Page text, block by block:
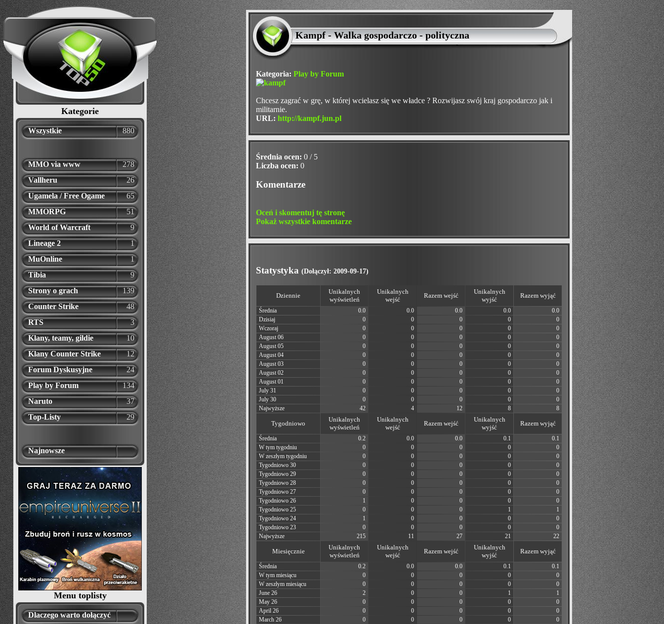
Kategorie
Wszystkie 880
MMO via www
278
Vallheru
26
Ugamela / Free Ogame
65
MMORPG
51
World of Warcraft
9
Lineage 2
1
MuOnline
1
Tibia
9
Strony o grach
139
Counter Strike
48
RTS
3
Klany, teamy, gildie
10
Klany Counter Strike
12
Forum Dyskusyjne
24
Play by Forum
134
Naruto
37
Top-Listy
29
Najnowsze
Menu toplisty
Dlaczego warto dołączyć
Kampf - Walka gospodarczo - polityczna
Kategoria: Play by Forum
Chcesz zagrać w grę, w której wcielasz się we władce ? Rozwijasz swój kraj gospodarczo jak i
militarnie.
URL: http://kampf.jun.pl
Średnia ocen: 0 / 5
Liczba ocen: 0
Komentarze
Oceń i skomentuj tę stronę
Pokaż wszystkie komentarze
Statystyka (Dołączył: 2009-09-17)
Dziennie
Unikalnych
wyświetleń
Unikalnych
wejść
Razem wejść
Unikalnych
wyjść
Razem wyjąć
Średnia 0.0 0.0 0.0 0.0
0.0
Dzisiaj
0 0 0 0
0
Wczoraj
0 0 0 0
0
August 06
0 0 0 0
0
August 05
0 0 0 0
0
August 04
0 0 0 0
0
August 03
0 0 0 0
0
August 02
0 0 0 0
0
August 01
0 0 0 0
0
July 31
0 0 0 0
0
July 30
0 0 0 0
0
Najwyższe
42 4 12 8 8
Tygodniowo
Unikalnych
wyświetleń
Unikalnych
wejść
Razem wejść
Unikalnych
wyjść
Razem wyjąć
Średnia 0.2 0.0 0.0 0.1
0.1
W tym tygodniu
0 0 0 0
0
W zeszłym tygodniu
0 0 0 0
0
Tygodniowo 30
0 0 0 0
0
Tygodniowo 29
0 0 0 0
0
Tygodniowo 28
0 0 0 0
0
Tygodniowo 27
0 0 0 0
0
Tygodniowo 26
1 0 0 0
0
Tygodniowo 25
0 0 0 1
1
Tygodniowo 24
1 0 0 0
0
Tygodniowo 23
0 0 0 0
0
Najwyższe
215 11 27 21 22
Miesięcznie
Unikalnych
wyświetleń
Unikalnych
wejść
Razem wejść
Unikalnych
wyjść
Razem wyjąć
Średnia 0.2 0.0 0.0 0.1
0.1
W tym miesiącu
0 0 0 0
0
W zeszłym miesiącu
0 0 0 0
0
June 26
2 0 0 1
1
May 26
0 0 0 0
0
April 26
0 0 0 0
0
March 26
0 0 0 0
0